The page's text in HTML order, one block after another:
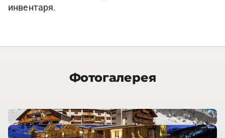
инвентаря.
Фотогалерея